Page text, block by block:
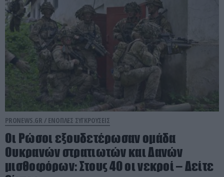
PRONEWS.GR / ΕΝΟΠΛΕΣ ΣΥΓΚΡΟΥΣΕΙΣ
Οι Ρώσοι εξουδετέρωσαν ομάδα
Ουκρανών στρατιωτών και Δανών
μισθοφόρων: Στους 40 οι νεκροί – Δείτε